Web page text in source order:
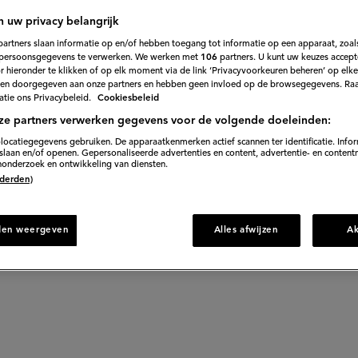
en hoe
het?
Ben & Jerry's onder de sneeuwvlokken. Deze
Vooral vlees, brood en groenten moeten het
uw privacy belangrijk
slaan informatie op en/of hebben toegang tot informatie op een apparaat, zoals
te verwerken. We werken met 106 partners. U kunt uw keuzes
hieronder te klikken of op elk moment via de link ‘Privacyvoorkeuren beheren’ op
doorgegeven aan onze partners en hebben geen invloed op de browsegegevens.
ons Privacybeleid.
Cookiesbeleid
partners verwerken gegevens voor de volgende doeleinden:
gebruiken. De apparaatkenmerken actief scannen ter identificatie.
en/of openen. Gepersonaliseerde advertenties en content, advertentie- en
en ontwikkeling van diensten.
weergeven Alles afwijzen